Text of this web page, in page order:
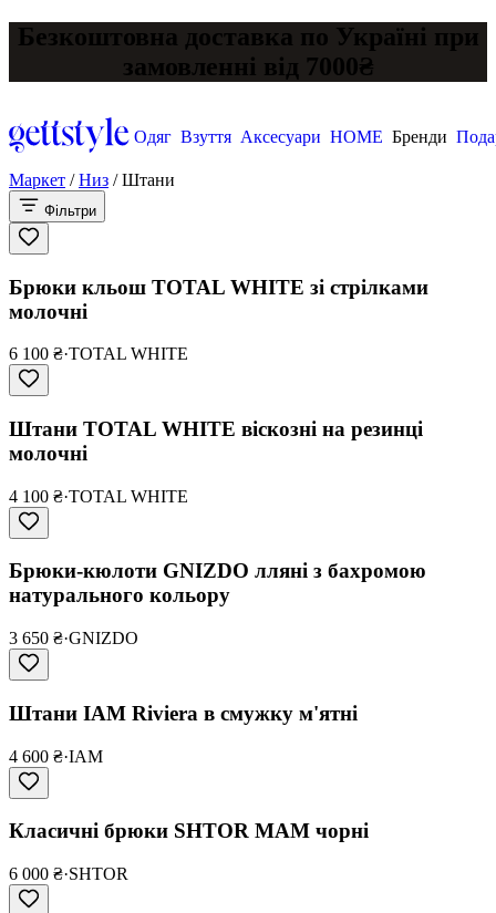
Безкоштовна доставка по Україні при
замовленні від 7000₴
Одяг Взуття Аксесуари HOME Бренди
Маркет /Низ /Штани
Фільтри
Брюки кльош TOTAL WHITE зі стрілками
молочні
6 100 ₴·TOTAL WHITE
Штани TOTAL WHITE віскозні на резинці
молочні
4 100 ₴·TOTAL WHITE
Брюки-кюлоти GNIZDO лляні з бахромою
натурального кольору
3 650 ₴·GNIZDO
Штани IAM Riviera в смужку м'ятні
4 600 ₴·IAM
Класичні брюки SHTOR MAM чорні
6 000 ₴·SHTOR